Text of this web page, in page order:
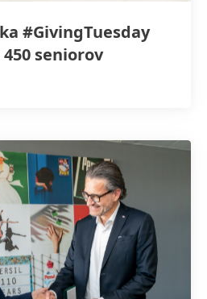
#GivingTuesday
seniorov